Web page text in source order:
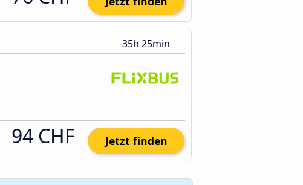
35h 25min
94 CHF Jetzt finden